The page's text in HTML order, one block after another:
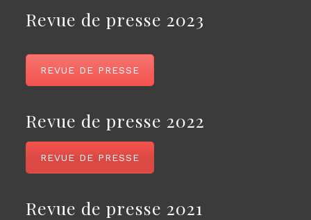
Revue de presse 2023
REVUE DE PRESSE
Revue de presse 2022
REVUE DE PRESSE
Revue de presse 2021